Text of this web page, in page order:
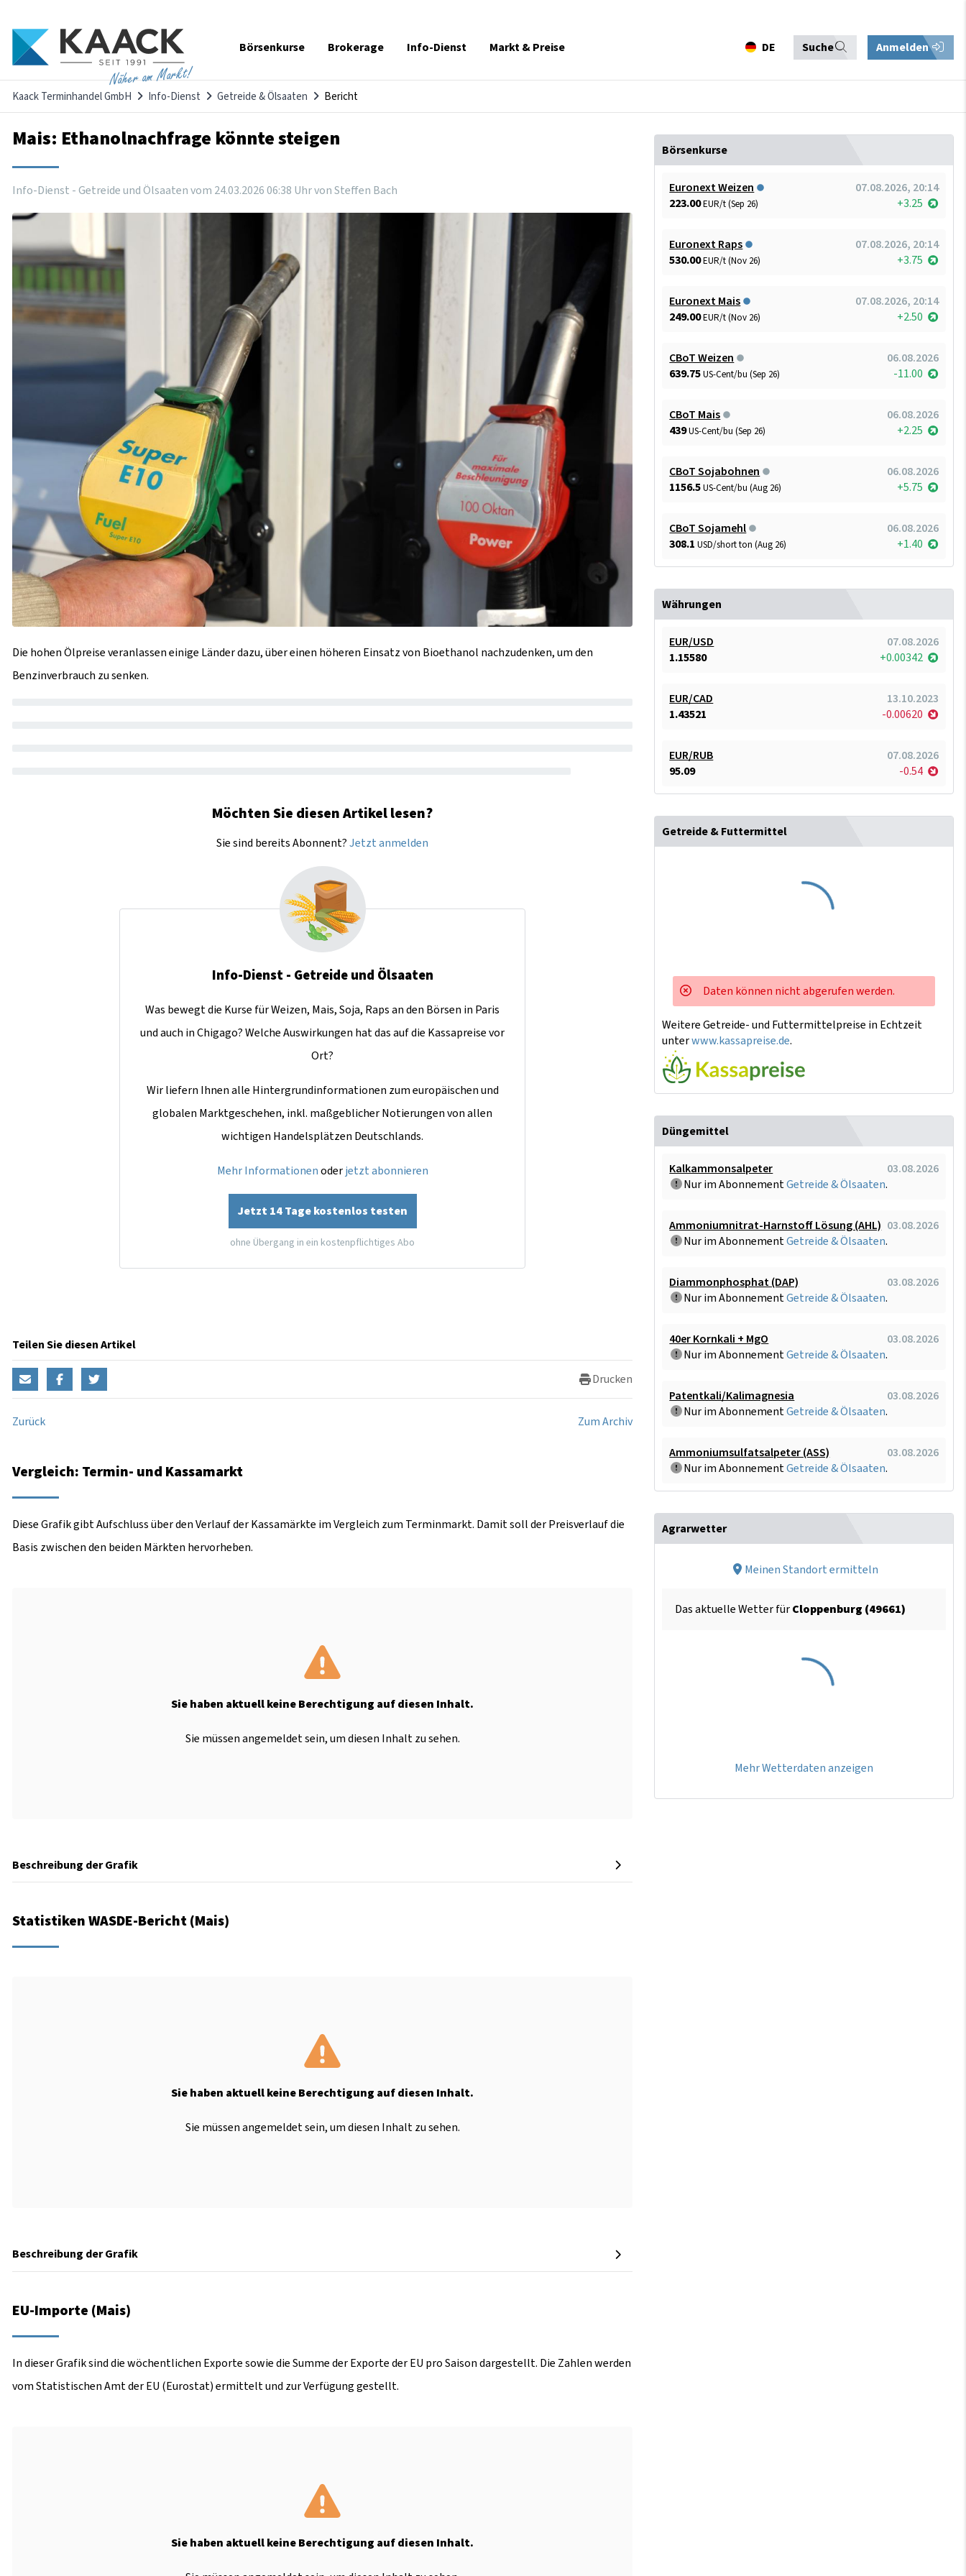
Näher am Markt!
Navigation
Börsenkurse Brokerage Info-Dienst Markt & Preise DE Suche Anmelden
Kaack Terminhandel GmbH Info-Dienst Getreide & Ölsaaten Bericht
Mais: Ethanolnachfrage könnte steigen
Info-Dienst - Getreide und Ölsaaten vom 24.03.202606:38 Uhrvon Steffen Bach
Die hohen Ölpreise veranlassen einige Länder dazu, über einen höheren Einsatz von Bioethanol nachzudenken, um den
Benzinverbrauch zu senken.
Möchten Sie diesen Artikel lesen?
Sie sind bereits Abonnent?Jetzt anmelden
Info-Dienst - Getreide und Ölsaaten
Was bewegt die Kurse für Weizen, Mais, Soja, Raps an den Börsen in Paris
und auch in Chigago? Welche Auswirkungen hat das auf die Kassapreise vor
Ort?
Wir liefern Ihnen alle Hintergrundinformationen zum europäischen und
globalen Marktgeschehen, inkl. maßgeblicher Notierungen von allen
wichtigen Handelsplätzen Deutschlands.
Mehr Informationenoderjetzt abonnieren
Jetzt 14 Tage kostenlos testen
ohne Übergang in ein kostenpflichtiges Abo
Teilen Sie diesen Artikel
Drucken
Zurück Zum Archiv
Vergleich: Termin- und Kassamarkt
Diese Grafik gibt Aufschluss über den Verlauf der Kassamärkte im Vergleich zum Terminmarkt. Damit soll der Preisverlauf die
Basis zwischen den beiden Märkten hervorheben.
Sie haben aktuell keine Berechtigung auf diesen Inhalt.
Sie müssen angemeldet sein, um diesen Inhalt zu sehen.
Beschreibung der Grafik
Statistiken WASDE-Bericht (Mais)
Sie haben aktuell keine Berechtigung auf diesen Inhalt.
Sie müssen angemeldet sein, um diesen Inhalt zu sehen.
Beschreibung der Grafik
EU-Importe (Mais)
In dieser Grafik sind die wöchentlichen Exporte sowie die Summe der Exporte der EU pro Saison dargestellt. Die Zahlen werden
vom Statistischen Amt der EU (Eurostat) ermittelt und zur Verfügung gestellt.
Sie haben aktuell keine Berechtigung auf diesen Inhalt.
Börsenkurse
Euronext Weizen
07.08.2026, 20:14
223.00EUR/t (Sep 26) +3.25
Euronext Raps
07.08.2026, 20:14
530.00EUR/t (Nov 26) +3.75
Euronext Mais
07.08.2026, 20:14
249.00EUR/t (Nov 26) +2.50
CBoT Weizen
06.08.2026
639.75US-Cent/bu (Sep 26) -11.00
CBoT Mais
06.08.2026
439US-Cent/bu (Sep 26) +2.25
CBoT Sojabohnen
06.08.2026
1156.5US-Cent/bu (Aug 26) +5.75
CBoT Sojamehl
06.08.2026
308.1 USD/short ton (Aug 26) +1.40
Währungen
EUR/USD
07.08.2026
1.15580
+0.00342
EUR/CAD
13.10.2023
1.43521
-0.00620
EUR/RUB
07.08.2026
95.09
-0.54
Getreide & Futtermittel
Daten können nicht abgerufen werden.
Weitere Getreide- und Futtermittelpreise in Echtzeit
unterwww.kassapreise.de.
Düngemittel
Kalkammonsalpeter
03.08.2026
Nur im AbonnementGetreide & Ölsaaten.
Ammoniumnitrat-Harnstoff Lösung (AHL) 03.08.2026
Nur im AbonnementGetreide & Ölsaaten.
Diammonphosphat (DAP)
03.08.2026
Nur im AbonnementGetreide & Ölsaaten.
40er Kornkali + MgO
03.08.2026
Nur im AbonnementGetreide & Ölsaaten.
Patentkali/Kalimagnesia
03.08.2026
Nur im AbonnementGetreide & Ölsaaten.
Ammoniumsulfatsalpeter (ASS)
03.08.2026
Nur im AbonnementGetreide & Ölsaaten.
Agrarwetter
Meinen Standort ermitteln
Das aktuelle Wetter fürCloppenburg (49661)
Mehr Wetterdaten anzeigen